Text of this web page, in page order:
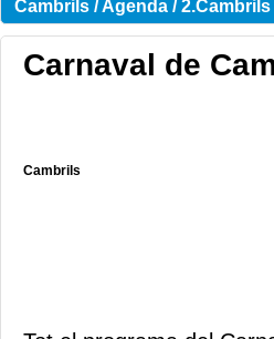
Cambrils / Agenda / 2.Cambrils
Carnaval de
Cambrils